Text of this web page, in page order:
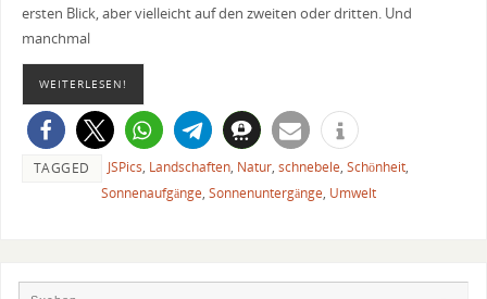
ersten Blick, aber vielleicht auf den zweiten oder dritten. Und
manchmal
WEITERLESEN!
TAGGED JSPics, Landschaften, Natur, schnebele, Schönheit,
Sonnenaufgänge, Sonnenuntergänge, Umwelt